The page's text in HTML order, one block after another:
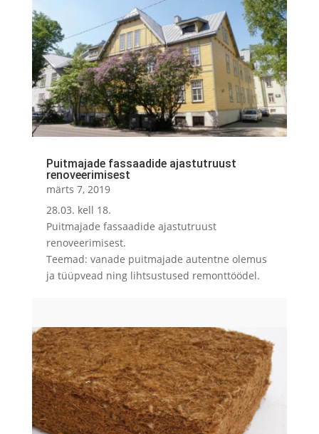
Puitmajade fassaadide ajastutruust
renoveerimisest
märts 7, 2019
28.03. kell 18.
Puitmajade fassaadide ajastutruust
renoveerimisest.
Teemad: vanade puitmajade autentne olemus
ja tüüpvead ning lihtsustused remonttöödel.